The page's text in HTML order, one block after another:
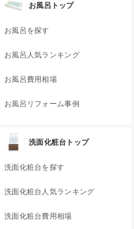
お風呂トップ
お風呂を探す
お風呂人気ランキング
お風呂費用相場
お風呂リフォーム事例
洗面化粧台トップ
洗面化粧台を探す
洗面化粧台人気ランキング
洗面化粧台費用相場